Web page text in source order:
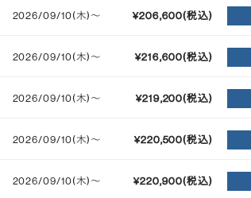
2026/09/10(木)〜 ¥206,600(税込)
2026/09/10(木)〜 ¥216,600(税込)
2026/09/10(木)〜 ¥219,200(税込)
2026/09/10(木)〜 ¥220,500(税込)
2026/09/10(木)〜 ¥220,900(税込)